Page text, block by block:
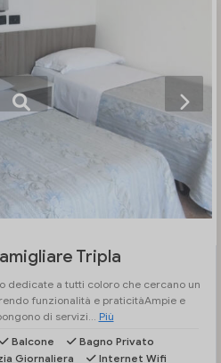
Tripla
dedicate a tutti coloro che cercano un
funzionalità e praticitàAmpie e
di servizi... Più
Balcone
Bagno Privato
Giornaliera
Internet Wifi